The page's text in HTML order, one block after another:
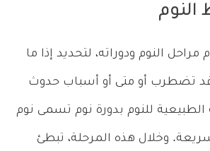
النوم
النوم ودوراته، لتحديد إذا ما
قد تضطرب أو متى أو أسباب حدوث
الطبيعية للنوم بدورة نوم تسمى نوم
وخلال هذه المرحلة، تبطئ